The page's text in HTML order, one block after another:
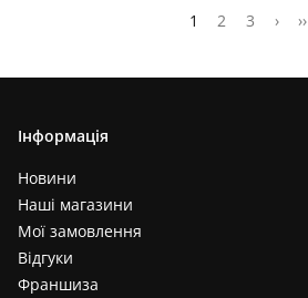
1
2 3 › ››
Інформація
Новини
Наші магазини
Мої замовлення
Відгуки
Франшиза